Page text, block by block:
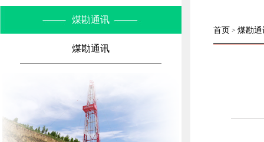
煤勘通讯
煤勘通讯
首页 > 煤勘通